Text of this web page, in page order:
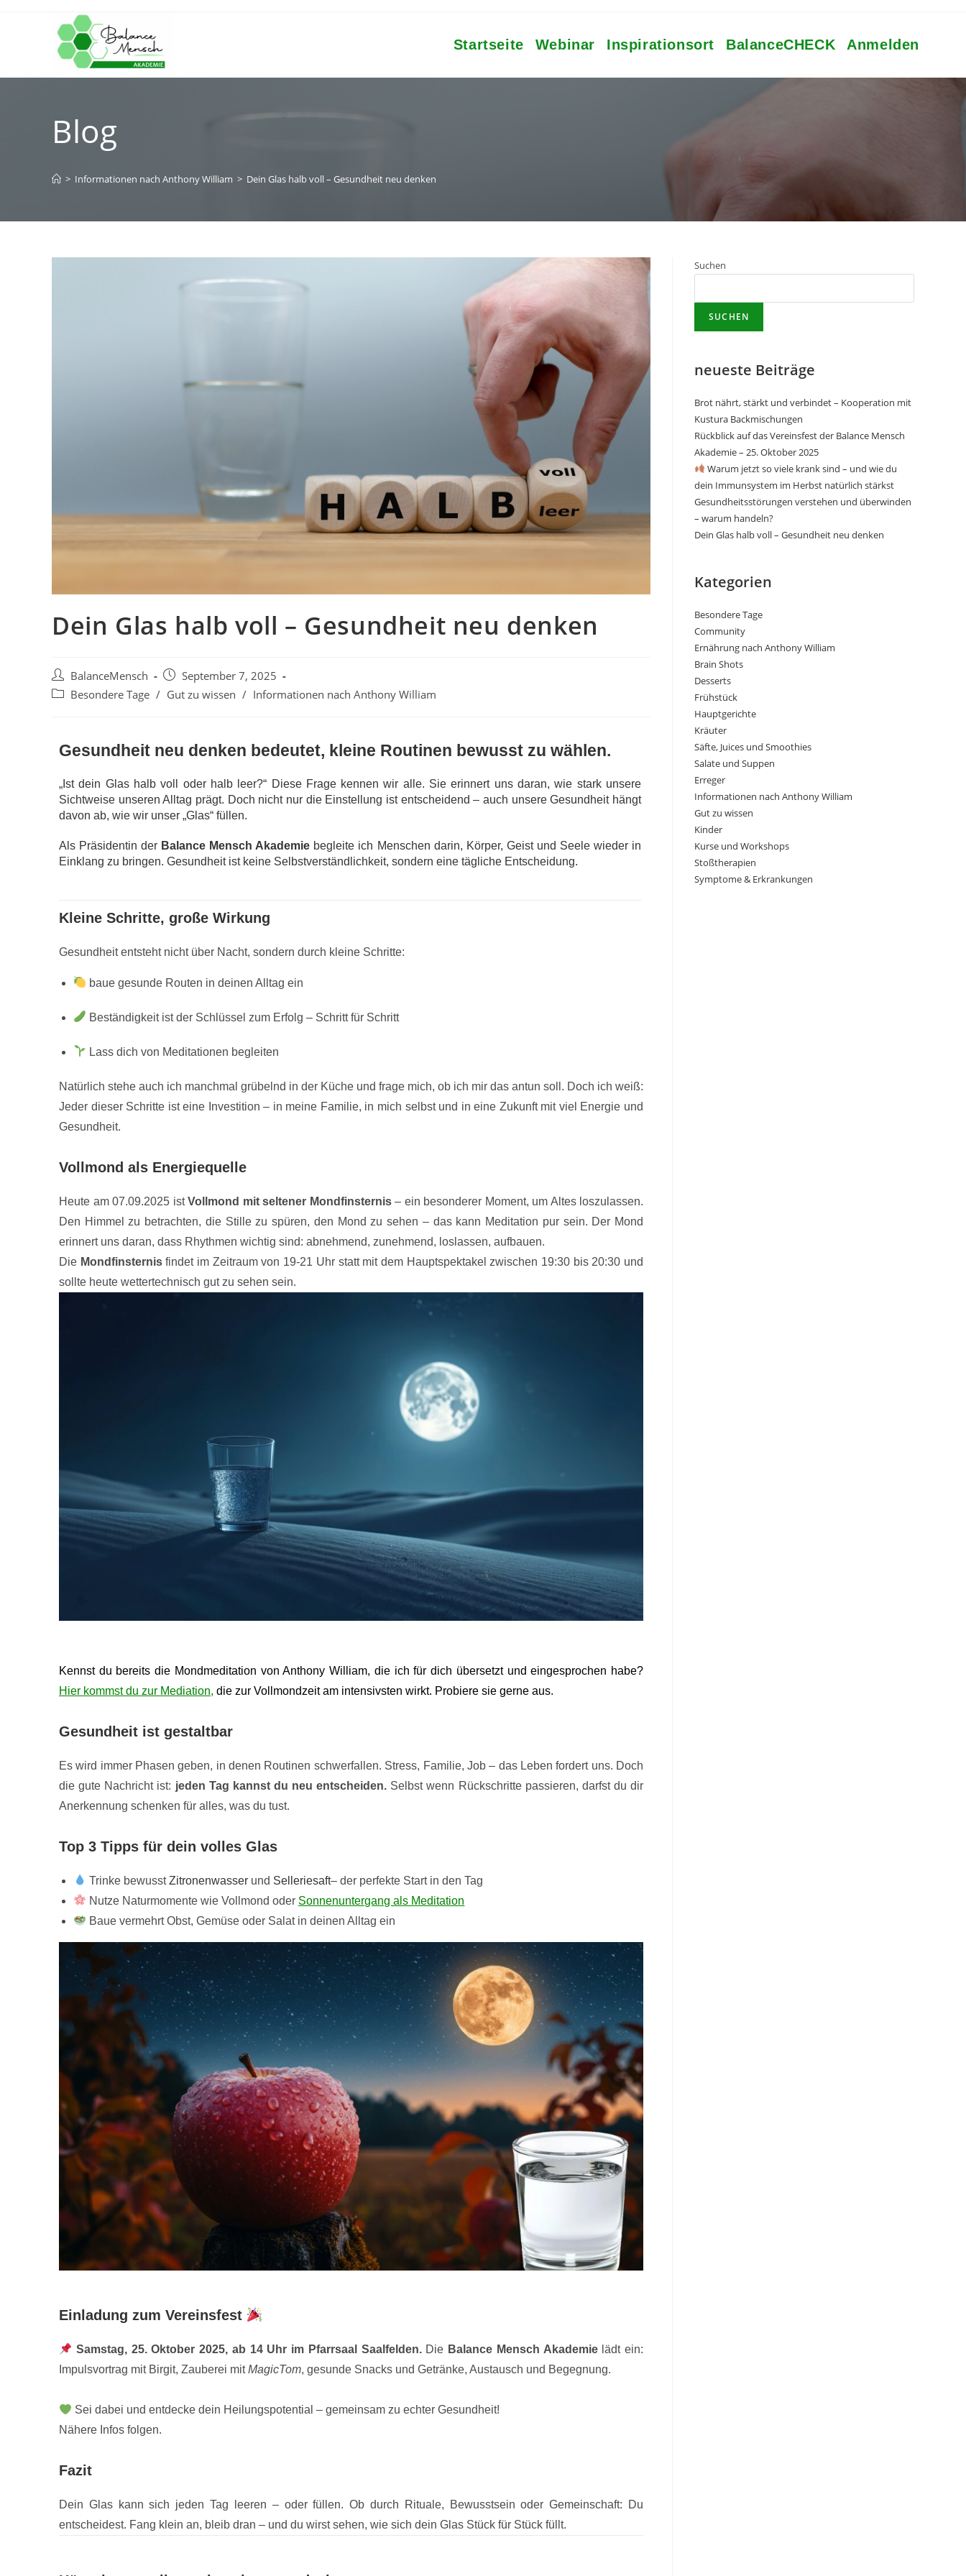
Startseite Webinar Inspirationsort BalanceCHECK Anmelden
Blog
> Informationen nach Anthony William > Dein Glas halb voll – Gesundheit neu denken
Dein Glas halb voll – Gesundheit neu denken
BalanceMensch
September 7, 2025
Besondere Tage / Gut zu wissen / Informationen nach Anthony William
Gesundheit neu denken bedeutet, kleine Routinen bewusst zu wählen.
„Ist dein Glas halb voll oder halb leer?“ Diese Frage kennen wir alle. Sie erinnert uns daran, wie stark unsere
Sichtweise unseren Alltag prägt. Doch nicht nur die Einstellung ist entscheidend – auch unsere Gesundheit hängt
davon ab, wie wir unser „Glas“ füllen.
Als Präsidentin der Balance Mensch Akademie begleite ich Menschen darin, Körper, Geist und Seele wieder in
Einklang zu bringen. Gesundheit ist keine Selbstverständlichkeit, sondern eine tägliche Entscheidung.
Kleine Schritte, große Wirkung
Gesundheit entsteht nicht über Nacht, sondern durch kleine Schritte:
baue gesunde Routen in deinen Alltag ein
Beständigkeit ist der Schlüssel zum Erfolg – Schritt für Schritt
Lass dich von Meditationen begleiten
Natürlich stehe auch ich manchmal grübelnd in der Küche und frage mich, ob ich mir das antun soll. Doch ich weiß:
Jeder dieser Schritte ist eine Investition – in meine Familie, in mich selbst und in eine Zukunft mit viel Energie und
Gesundheit.
Vollmond als Energiequelle
Heute am 07.09.2025 istVollmond mit seltener Mondfinsternis– ein besonderer Moment, um Altes loszulassen.
Den Himmel zu betrachten, die Stille zu spüren, den Mond zu sehen – das kann Meditation pur sein. Der Mond
erinnert uns daran, dass Rhythmen wichtig sind: abnehmend, zunehmend, loslassen, aufbauen.
Die Mondfinsternisfindet im Zeitraum von 19-21 Uhr statt mit dem Hauptspektakel zwischen 19:30 bis 20:30 und
sollte heute wettertechnisch gut zu sehen sein.
Kennst du bereits die Mondmeditation von Anthony William, die ich für dich übersetzt und eingesprochen habe?
Hier kommst du zur Mediation, die zur Vollmondzeit am intensivsten wirkt. Probiere sie gerne aus.
Gesundheit ist gestaltbar
Es wird immer Phasen geben, in denen Routinen schwerfallen. Stress, Familie, Job – das Leben fordert uns. Doch
die gute Nachricht ist: jeden Tag kannst du neu entscheiden. Selbst wenn Rückschritte passieren, darfst du dir
Anerkennung schenken für alles, was du tust.
Top 3 Tipps für dein volles Glas
Trinke bewusstZitronenwasser und Selleriesaft– der perfekte Start in den Tag
Nutze Naturmomente wie Vollmond oder Sonnenuntergang als Meditation
Baue vermehrt Obst, Gemüse oder Salat in deinen Alltag ein
Einladung zum Vereinsfest
Samstag, 25. Oktober 2025, ab 14 Uhr im Pfarrsaal Saalfelden.Die Balance Mensch Akademielädt ein:
Impulsvortrag mit Birgit, Zauberei mitMagicTom, gesunde Snacks und Getränke, Austausch und Begegnung.
Sei dabei und entdecke dein Heilungspotential – gemeinsam zu echter Gesundheit!
Nähere Infos folgen.
Fazit
Dein Glas kann sich jeden Tag leeren – oder füllen. Ob durch Rituale, Bewusstsein oder Gemeinschaft: Du
entscheidest. Fang klein an, bleib dran – und du wirst sehen, wie sich dein Glas Stück für Stück füllt.
Suchen
SUCHEN
neueste Beiträge
Brot nährt, stärkt und verbindet – Kooperation mit
Kustura Backmischungen
Rückblick auf das Vereinsfest der Balance Mensch
Akademie – 25. Oktober 2025
Warum jetzt so viele krank sind – und wie du
dein Immunsystem im Herbst natürlich stärkst
Gesundheitsstörungen verstehen und überwinden
– warum handeln?
Dein Glas halb voll – Gesundheit neu denken
Kategorien
Besondere Tage
Community
Ernährung nach Anthony William
Brain Shots
Desserts
Frühstück
Hauptgerichte
Kräuter
Säfte, Juices und Smoothies
Salate und Suppen
Erreger
Informationen nach Anthony William
Gut zu wissen
Kinder
Kurse und Workshops
Stoßtherapien
Symptome & Erkrankungen